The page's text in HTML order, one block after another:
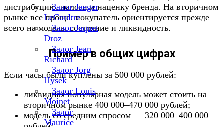
Залог Jaeger
LeCoultre
Залог Jaquet
Droz
Залог Jean
Richard
Залог Jorg
Hysek
Залог Louis
Moinet
Залог
Maurice
дистрибуцию, налоги и наценку бренда. На вторичном
рынке все проще: покупатель ориентируется прежде
всего на модель, состояние и ликвидность.
Пример в общих цифрах
Если часы были куплены за 500 000 рублей:
ликвидная популярная модель может стоить на
вторичном рынке 400 000–470 000 рублей;
модель со средним спросом — 320 000–400 000